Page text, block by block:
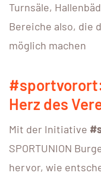
Turnsäle,
Bereiche also, die
möglich machen
Herz des
Mit der Initiative
SPORTUNION
hervor, wie